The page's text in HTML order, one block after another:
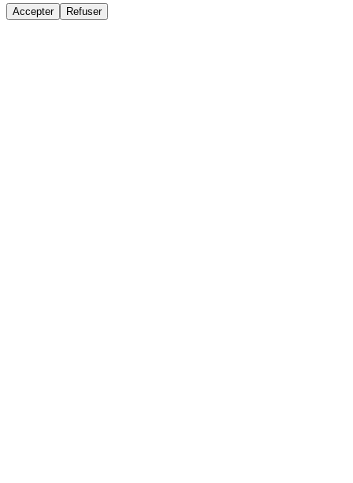
Accepter Refuser